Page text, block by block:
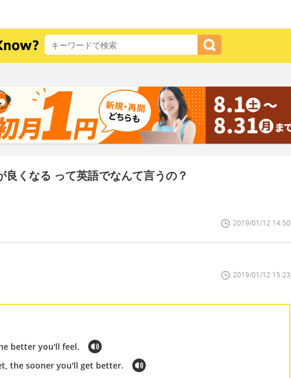
良くなる って英語でなんて言うの？
2019/01/12 14:50
2019/01/12 15:23
better you'll feel.
the sooner you'll get better.